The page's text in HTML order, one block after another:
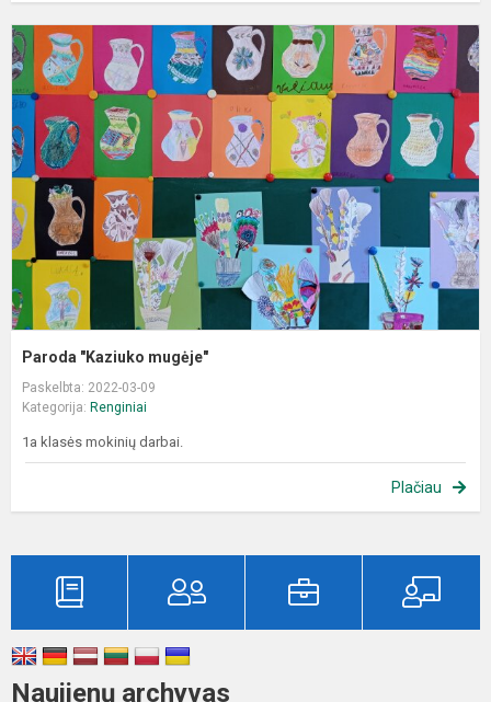
Paroda "Kaziuko mugėje"
Paskelbta: 2022-03-09
Kategorija: Renginiai
1a klasės mokinių darbai.
Plačiau
Naujienų archyvas